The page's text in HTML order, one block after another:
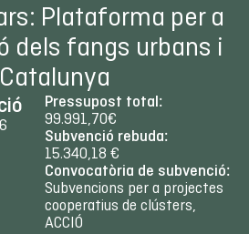
Plataforma per a
dels fangs urbans i
Pressupost total:
99.991,70€
Subvenció rebuda:
15.340,18 €
Convocatòria de subvenció:
Subvencions per a projectes
cooperatius de clústers,
ACCIÓ